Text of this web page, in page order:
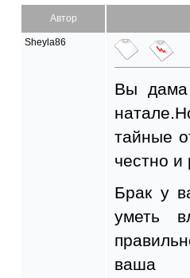
Автор
Sheyla86
Вы дама
тайные
честно
Брак у
уметь
ваша